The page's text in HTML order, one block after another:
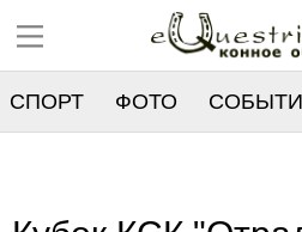
СПОРТ ФОТО